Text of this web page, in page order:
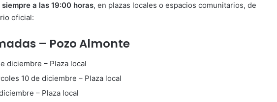
siempre a las 19:00 horas, en plazas locales o espacios comunitarios, de
oficial:
– Pozo Almonte
diciembre – Plaza local
10 de diciembre – Plaza local
– Plaza local